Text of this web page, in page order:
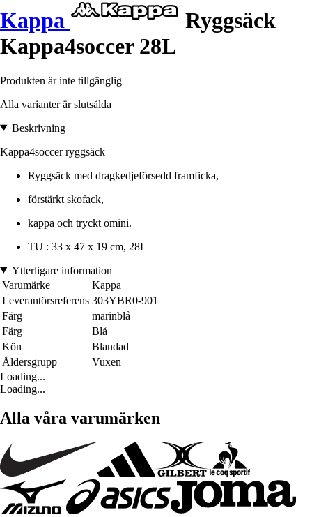
Kappa
Ryggsäck
Kappa4soccer 28L
Produkten är inte tillgänglig
Alla varianter är slutsålda
Beskrivning
Kappa4soccer ryggsäck
Ryggsäck med dragkedjeförsedd framficka,
förstärkt skofack,
kappa och tryckt omini.
TU : 33 x 47 x 19 cm, 28L
Ytterligare information
Varumärke
Kappa
Leverantörsreferens 303YBR0-901
Färg
marinblå
Färg
Blå
Kön
Blandad
Åldersgrupp
Vuxen
Loading...
Loading...
Alla våra varumärken